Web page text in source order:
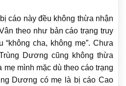
cáo này đều không thừa nhận
theo như bản cáo trạng truy
“không cha, không mẹ”. Chưa
Dương cũng không thừa
mẹ mình mặc dù theo cáo trạng
Dương có mẹ là bị cáo Cao